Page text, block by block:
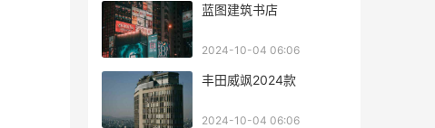
蓝图建筑书店
2024-10-04 06:06
丰田威飒2024款
2024-10-04 06:06